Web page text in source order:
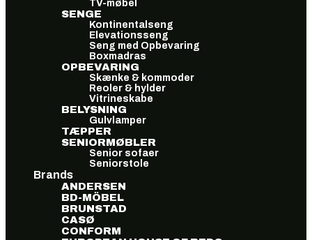
TV-møbel
SENGE
Kontinentalseng
Elevationsseng
Seng med Opbevaring
Boxmadras
OPBEVARING
Skænke & kommoder
Reoler & hylder
Vitrineskabe
BELYSNING
Gulvlamper
TÆPPER
SENIORMØBLER
Senior sofaer
Seniorstole
Brands
ANDERSEN
BD-MÖBEL
BRUNSTAD
CASØ
CONFORM